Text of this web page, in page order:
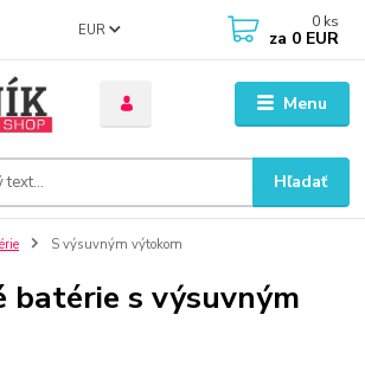
Menu
EUR
Hľadať
0 ks
za 0 EUR
S výsuvným výtokom
batérie s výsuvným